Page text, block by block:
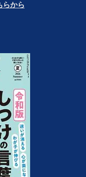
らから